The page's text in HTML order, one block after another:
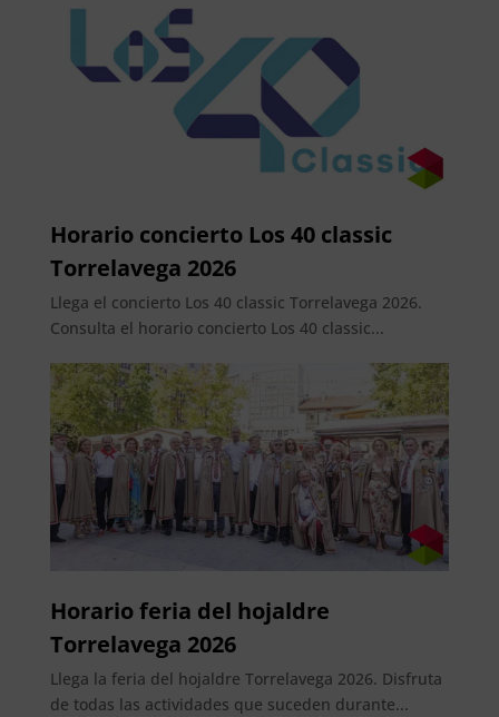
Horario concierto Los 40 classic
Torrelavega 2026
Llega el concierto Los 40 classic Torrelavega 2026.
Consulta el horario concierto Los 40 classic...
Horario feria del hojaldre
Torrelavega 2026
Llega la feria del hojaldre Torrelavega 2026. Disfruta
de todas las actividades que suceden durante...